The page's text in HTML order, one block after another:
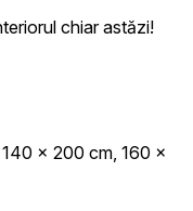
chiar astăzi!
x 200 cm, 160 x